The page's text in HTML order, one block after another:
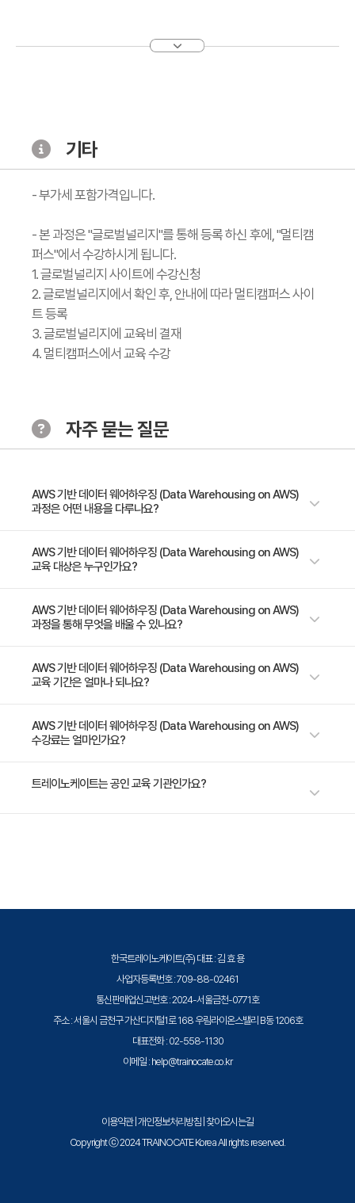
기타
- 부가세 포함가격입니다.
- 본 과정은 "글로벌널리지"를 통해 등록 하신 후에, "멀티캠
퍼스"에서 수강하시게 됩니다.
1. 글로벌널리지 사이트에 수강신청
2. 글로벌널리지에서 확인 후, 안내에 따라 멀티캠퍼스 사이
트 등록
3. 글로벌널리지에 교육비 결재
4. 멀티캠퍼스에서 교육 수강
자주 묻는 질문
AWS 기반 데이터 웨어하우징 (Data Warehousing on AWS)
과정은 어떤 내용을 다루나요?
AWS 기반 데이터 웨어하우징 과정에서는 AWS의 페타바이트 규모의 데이
터 웨어하우스인 Amazon Redshift를 사용하여 클라우드 기반 데이터 웨
이 과정에서는 Amazon DynamoDB， Amazon EMR， Amazon
Kinesis Firehose， AmazonS3와 같은 다른 AWS 서비스를 사용하여 데
또한， 비즈니스 인텔리전스 도구를 사용하여 데이터 분석을 수행하는 방법
도 보여줍니다.
AWS 기반 데이터 웨어하우징 (Data Warehousing on AWS)
교육 대상은 누구인가요?
- 데이터베이스 아키텍트 - 데이터베이스 관리자 - 데이터베이스 개발자 -
데이터 분석가 및 과학자
AWS 기반 데이터 웨어하우징 (Data Warehousing on AWS)
과정을 통해 무엇을 배울 수 있나요?
- 데이터 웨어하우징의 핵심 개념을 설명합니다. - Amazon Redshift와 다
른 빅 데이터 시스템 갂의 관계를 평가합니다. - 데이터 웨어하우징 워크로드
한 AWS 데이터 및 분석 서비스를 설명하는 사례연구를 검토합니다. - 데이
터 요건에 맞는 적합한 Amazon Redshift 노드 유형 및 크기를 선택합니
련된 보안 기능을 설명합니다. - Amazon Redshift 클러스터를 시작하고
구성 요소와 기능을 사용하여 클라우드에서 데이터 웨어하우스를 구현합니
소스(메모리 등)를 쿼리 대기열에 할당하도록 데이터베이스를 구성하고，
처리 성능 개선을 위해 특정 유형의 쿼리를 구성된 쿼리 대기열로 라우팅하
도록 조건을 정의합니다. - Amazon Redshift 데이터베이스 감사 로깅，
Amazon CloudTrail， Amazon CloudWatch， Amazon Simple
Amazon Redshift 클러스터의 크기 조정， 스냅샷을 사용하여 클러스터
AWS 기반 데이터 웨어하우징 (Data Warehousing on AWS)
교육 기간은 얼마나 되나요?
3일 과정입니다. 상세 일정은 교육 페이지에서 확인하실 수 있습니다.
AWS 기반 데이터 웨어하우징 (Data Warehousing on AWS)
수강료는 얼마인가요?
수강료는 1,320,000원(VAT 별도)입니다. 고용보험 환급 및 기업 할인 혜택
트레이노케이트는 공인 교육 기관인가요?
한국트레이노케이트(주) 대표 : 김 효 용
사업자등록번호 : 709-88-02461
통신판매업신고번호 : 2024-서울금천-0771호
주소 : 서울시 금천구 가산디지털1로 168 우림라이온스밸리 B동 1206호
대표전화 : 02-558-1130
이메일 : help@trainocate.co.kr
이용약관| 개인정보처리방침 찾아오시는길
Copyright ⓒ 2024 TRAINOCATE Korea All rights reserved.